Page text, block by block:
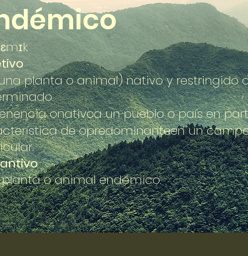
planta o animal) nativo y restringido
onativoa un pueblo o país en
de opredominanteen un
o animal endémico.